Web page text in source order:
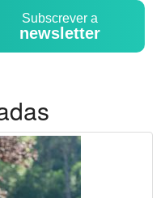
Subscrever a
newsletter